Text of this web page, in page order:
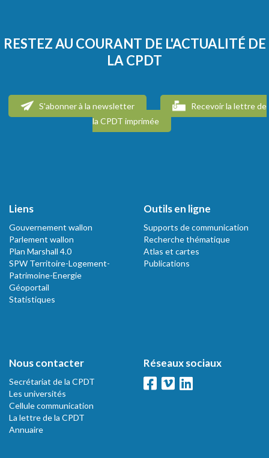
RESTEZ AU COURANT DE L'ACTUALITÉ DE
LA CPDT
S'abonner à la newsletter
Recevoir la lettre de
la CPDT imprimée
Liens
Gouvernement wallon
Parlement wallon
Plan Marshall 4.0
SPW Territoire-Logement-
Patrimoine-Energie
Géoportail
Statistiques
Outils en ligne
Supports de communication
Recherche thématique
Atlas et cartes
Publications
Nous contacter
Secrétariat de la CPDT
Les universités
Cellule communication
La lettre de la CPDT
Annuaire
Réseaux sociaux